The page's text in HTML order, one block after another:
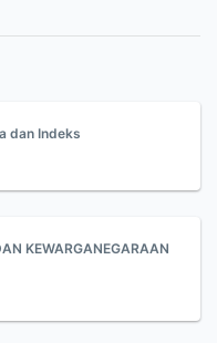
dan Indeks
KEWARGANEGARAAN